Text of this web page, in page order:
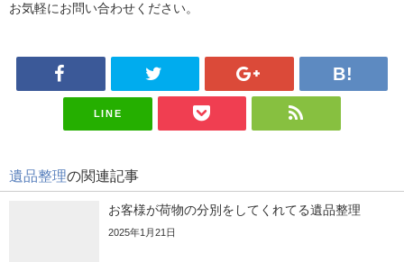
お気軽にお問い合わせください。
LINE
遺品整理の関連記事
お客様が荷物の分別をしてくれてる遺品整理
2025年1月21日